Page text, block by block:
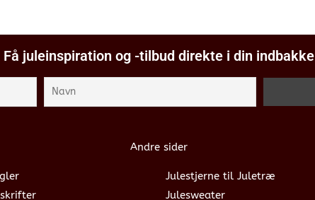
Få juleinspiration og -tilbud direkte i din indbakke
Andre sider
Julestjerne til Juletræ
Julesweater